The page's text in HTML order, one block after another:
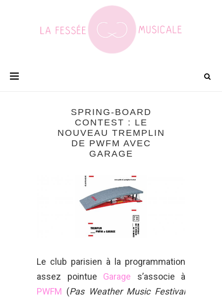
SPRING-BOARD
CONTEST : LE
NOUVEAU TREMPLIN
DE PWFM AVEC
GARAGE
Le club parisien à la programmation
assez pointue Garage s’associe à
PWFM (Pas Weather Music Festival